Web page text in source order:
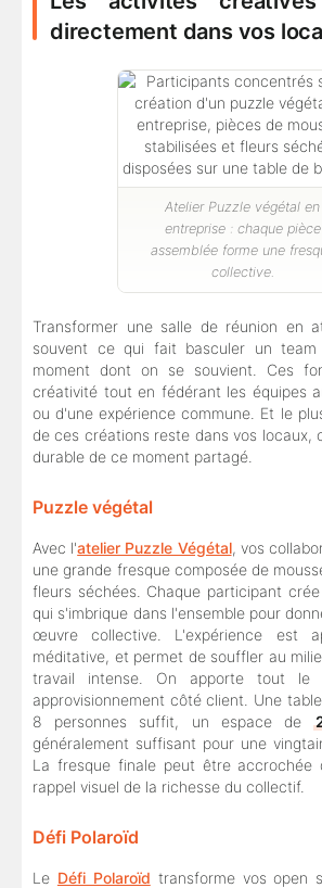
directement dans vos
Atelier Puzzle végétal en
entreprise : chaque pièce
assemblée forme une
collective.
Transformer une salle de réunion en
souvent ce qui fait basculer un team
moment dont on se souvient. Ces
créativité tout en fédérant les équipes
ou d'une expérience commune. Et le
de ces créations reste dans vos locaux,
durable de ce moment partagé.
Puzzle végétal
Avec l'atelier Puzzle Végétal, vos
une grande fresque composée de
fleurs séchées. Chaque participant
qui s'imbrique dans l'ensemble pour
œuvre collective. L'expérience est
méditative, et permet de souffler au
travail intense. On apporte tout le
approvisionnement côté client. Une
8 personnes suffit, un espace de
généralement suffisant pour une
La fresque finale peut être accrochée
rappel visuel de la richesse du collectif.
Défi Polaroïd
Le Défi Polaroïd transforme vos open